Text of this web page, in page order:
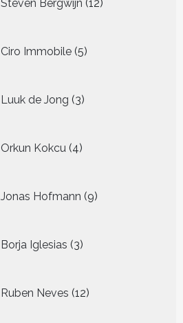
Steven Bergwijn 12
producten
Ciro Immobile 5
producten
Luuk de Jong 3
producten
Orkun Kokcu 4
producten
Jonas Hofmann 9
producten
Borja Iglesias 3
producten
Ruben Neves 12
producten